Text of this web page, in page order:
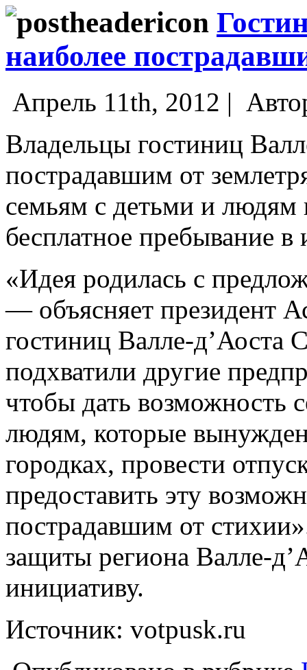
наиболее
Апрель 11th, 2012 |
Владельцы гостиниц
пострадавшим от
семьям с детьми и людям
бесплатное пребывание в
«Идея родилась с
— объясняет президент
гостиниц Валле-д’Аоста
подхватили другие
чтобы дать
людям, которые
городках, провести
предоставить эту
пострадавшим от
защиты региона Валле-
инициативу.
Источник: votpusk.ru